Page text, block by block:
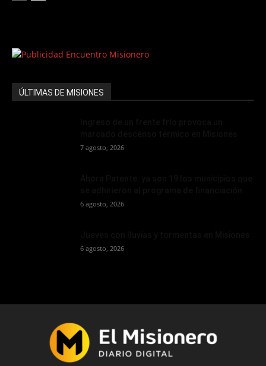
ÚLTIMAS DE MISIONES
7 agosto, 2026
6 agosto, 2026
6 agosto, 2026